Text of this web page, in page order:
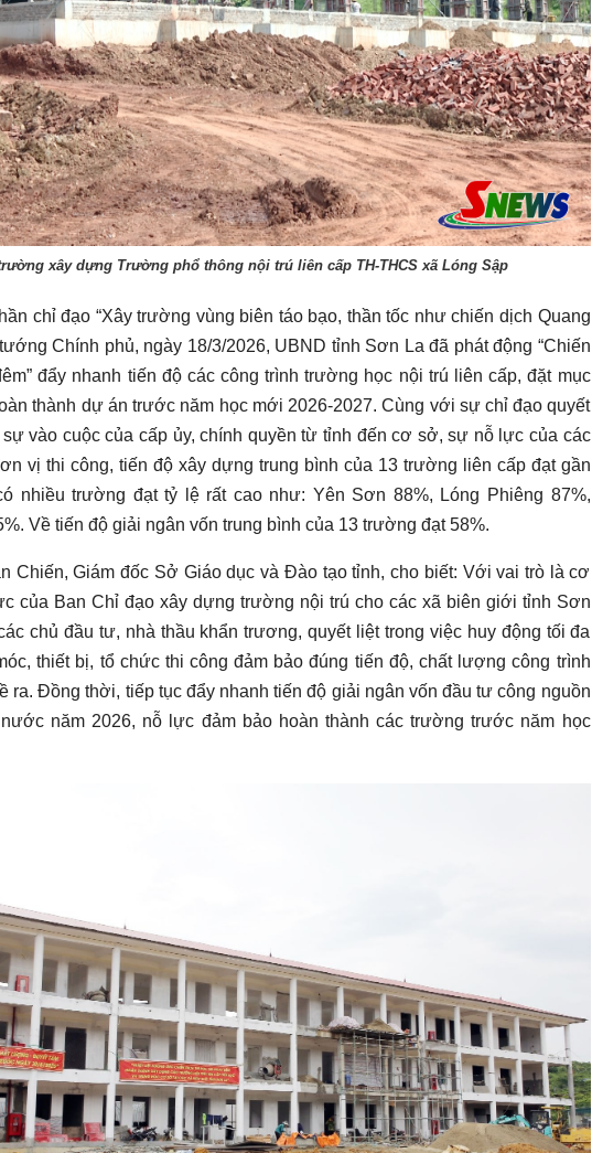
xây dựng Trường phổ thông nội trú liên cấp TH-THCS xã Lóng Sập
chỉ đạo “Xây trường vùng biên táo bạo, thần tốc như chiến dịch Quang
Chính phủ, ngày 18/3/2026, UBND tỉnh Sơn La đã phát động “Chiến
đẩy nhanh tiến độ các công trình trường học nội trú liên cấp, đặt mục
thành dự án trước năm học mới 2026-2027. Cùng với sự chỉ đạo quyết
sự vào cuộc của cấp ủy, chính quyền từ tỉnh đến cơ sở, sự nỗ lực của các
vị thi công, tiến độ xây dựng trung bình của 13 trường liên cấp đạt gần
nhiều trường đạt tỷ lệ rất cao như: Yên Sơn 88%, Lóng Phiêng 87%,
Về tiến độ giải ngân vốn trung bình của 13 trường đạt 58%.
Chiến, Giám đốc Sở Giáo dục và Đào tạo tỉnh, cho biết: Với vai trò là cơ
của Ban Chỉ đạo xây dựng trường nội trú cho các xã biên giới tỉnh Sơn
chủ đầu tư, nhà thầu khẩn trương, quyết liệt trong việc huy động tối đa
thiết bị, tổ chức thi công đảm bảo đúng tiến độ, chất lượng công trình
ra. Đồng thời, tiếp tục đẩy nhanh tiến độ giải ngân vốn đầu tư công nguồn
năm 2026, nỗ lực đảm bảo hoàn thành các trường trước năm học